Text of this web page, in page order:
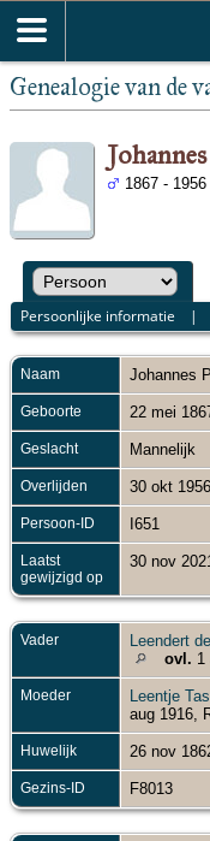
Genealogie van de
1867 -
Persoonlijke informatie |
Naam Johannes
Geboorte 22 mei
Geslacht Mannelijk
Overlijden 30 okt 1956
Persoon-ID I651
Laatst
gewijzigd op
30 nov 2021
Vader Leendert
ovl. 1
Moeder Leentje Tas
aug 1916,
Huwelijk 26 nov
Gezins-ID F8013